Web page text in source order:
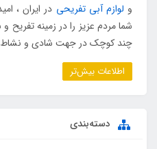
و لوازم آبی تفریحی در ایران ،
شما مردم عزیز را در زمینه تفریح
چند کوچک در جهت شادی و نشاط
اطلاعات بیش‌تر
دسته‌بندی